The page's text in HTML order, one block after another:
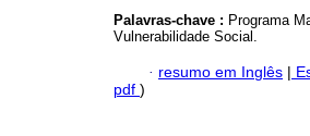
Palavras-chave : Programa
Vulnerabilidade Social.
· resumo em Inglês |
pdf )